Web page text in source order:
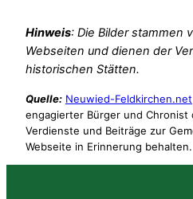
Hinweis: Die Bilder stammen
Webseiten und dienen der
historischen Stätten.
Quelle: Neuwied-Feldkirchen.net
engagierter Bürger und Chronist
Verdienste und Beiträge zur
Webseite in Erinnerung behalten.